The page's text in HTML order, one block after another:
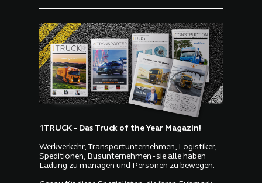
1TRUCK – Das Truck of the Year Magazin!
Werkverkehr, Transportunternehmen, Logistiker,
Speditionen, Busunternehmen - sie alle haben
Ladung zu managen und Personen zu bewegen.